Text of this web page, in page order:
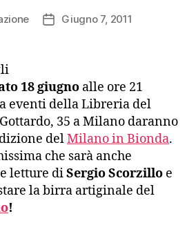
DataGiugno 7, 2011
18 giugno alle ore 21
eventi della Libreria del
Gottardo, 35 a Milano daranno
delMilano in Bionda.
che sarà anche
letture diSergio Scorzillo e
la birra artiginale del
!